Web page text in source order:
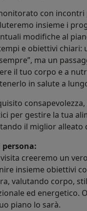
con incontri
insieme i
modifiche al
e obiettivi chiari:
ma un
il tuo corpo e a
in salute a
per gestire la tua
il miglior alleato
creeremo un
insieme obiettivi
valutando corpo,
ed energetico.
piano lo sarà.